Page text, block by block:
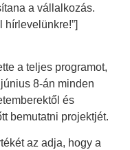
a vállalkozás.
hírlevelünkre!”]
a teljes programot,
8-án minden
és
bemutatni projektjét.
az adja, hogy a